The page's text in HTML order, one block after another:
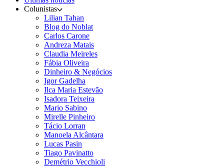
Colunistas
Lilian Tahan
Blog do Noblat
Carlos Carone
Andreza Matais
Claudia Meireles
Fábia Oliveira
Dinheiro & Negócios
Igor Gadelha
Ilca Maria Estevão
Isadora Teixeira
Mario Sabino
Mirelle Pinheiro
Tácio Lorran
Manoela Alcântara
Lucas Pasin
Tiago Pavinatto
Demétrio Vecchioli